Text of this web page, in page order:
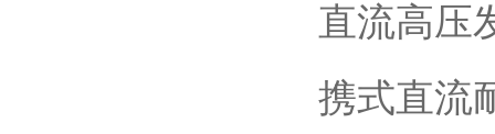
直流高压
携式直流